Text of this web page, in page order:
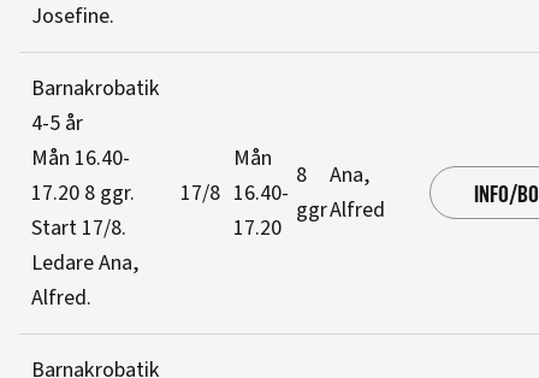
Josefine.
Barnakrobatik
4-5 år
Mån 16.40-
17.20 8 ggr.
Start 17/8.
Ledare Ana,
Alfred.
17/8
Mån
16.40-
17.20
8
ggr
Ana,
Alfred
INFO/
Barnakrobatik